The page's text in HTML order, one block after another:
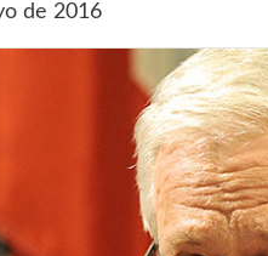
de 2016